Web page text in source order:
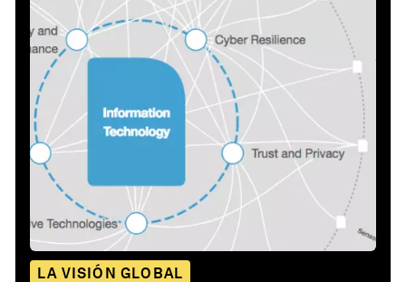
LA VISIÓN GLOBAL